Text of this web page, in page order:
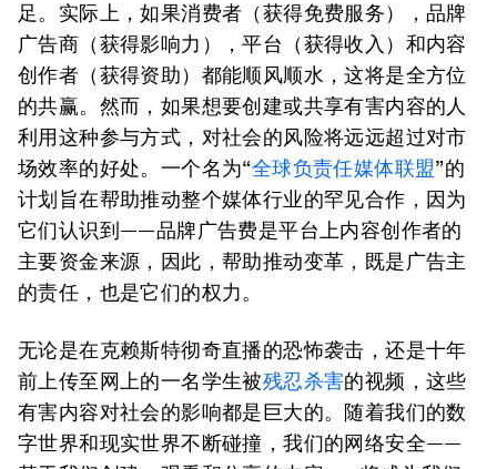
足。实际上，如果消费者（获得免费服务），品牌
广告商（获得影响力），平台（获得收入）和内容
创作者（获得资助）都能顺风顺水，这将是全方位
的共赢。然而，如果想要创建或共享有害内容的人
利用这种参与方式，对社会的风险将远远超过对市
场效率的好处。一个名为“全球负责任媒体联盟”的
计划旨在帮助推动整个媒体行业的罕见合作，因为
它们认识到——品牌广告费是平台上内容创作者的
主要资金来源，因此，帮助推动变革，既是广告主
的责任，也是它们的权力。
无论是在克赖斯特彻奇直播的恐怖袭击，还是十年
前上传至网上的一名学生被残忍杀害的视频，这些
有害内容对社会的影响都是巨大的。随着我们的数
字世界和现实世界不断碰撞，我们的网络安全——